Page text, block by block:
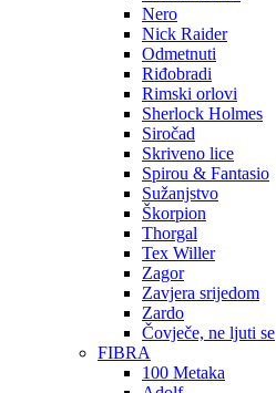
Nero
Nick Raider
Odmetnuti
Riđobradi
Rimski orlovi
Sherlock Holmes
Siročad
Skriveno lice
Spirou & Fantasio
Sužanjstvo
Škorpion
Thorgal
Tex Willer
Zagor
Zavjera srijedom
Zardo
Čovječe, ne ljuti se
FIBRA
100 Metaka